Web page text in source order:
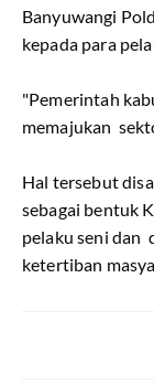
Banyuwangi
kepada para
"Pemerintah
memajukan
Hal tersebut
sebagai bentuk
pelaku seni dan
ketertiban